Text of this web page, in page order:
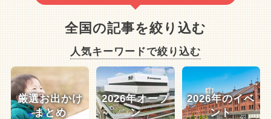
全国の記事を絞り込む
人気キーワードで絞り込む
厳選お出かけ
まとめ
2026年オープ
ン
2026年のイベ
ント